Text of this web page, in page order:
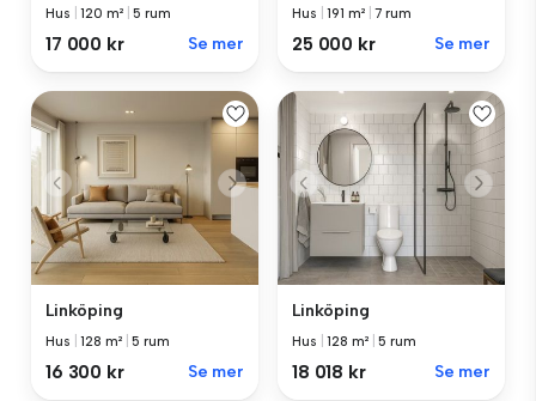
Hus |120 m² |5 rum
17 000 kr Se mer
Hus |191 m² |7 rum
25 000 kr Se mer
Linköping
Hus |128 m² |5 rum
16 300 kr Se mer
Linköping
Hus |128 m² |5 rum
18 018 kr Se mer